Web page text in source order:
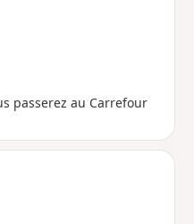
passerez au Carrefour